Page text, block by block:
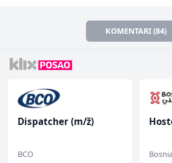
KOMENTARI (84)
Dispatcher (m/ž)
BCO